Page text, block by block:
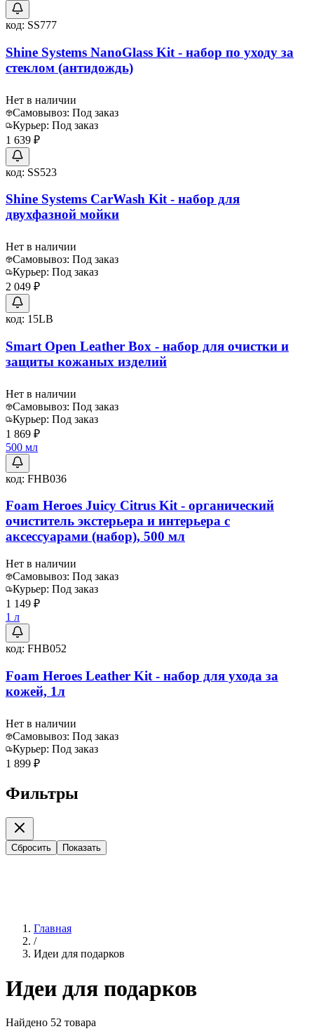
код: SS777
Shine Systems NanoGlass Kit - набор по уходу за
стеклом (антидождь)
Нет в наличии
Самовывоз: Под заказ
Курьер: Под заказ
1 639 ₽
код: SS523
Shine Systems CarWash Kit - набор для
двухфазной мойки
Нет в наличии
Самовывоз: Под заказ
Курьер: Под заказ
2 049 ₽
код: 15LB
Smart Open Leather Box - набор для очистки и
защиты кожаных изделий
Нет в наличии
Самовывоз: Под заказ
Курьер: Под заказ
1 869 ₽
500 мл
код: FHB036
Foam Heroes Juicy Citrus Kit - органический
очиститель экстерьера и интерьера c
аксессуарами (набор), 500 мл
Нет в наличии
Самовывоз: Под заказ
Курьер: Под заказ
1 149 ₽
1 л
код: FHB052
Foam Heroes Leather Kit - набор для ухода за
кожей, 1л
Нет в наличии
Самовывоз: Под заказ
Курьер: Под заказ
1 899 ₽
Фильтры
Сбросить Показать
Главная
/
Идеи для подарков
Идеи для подарков
Найдено 52 товара